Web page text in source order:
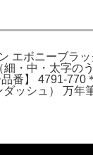
エボニーブラ
・中・太字の
番】 4791-770
ダッシュ） 万年